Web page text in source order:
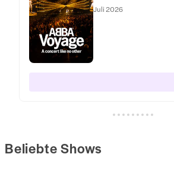
Juli 2026
Beliebte Shows